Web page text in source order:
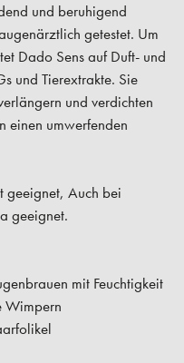
und beruhigend
getestet. Um
Dado Sens auf Duft- und
und Tierextrakte. Sie
und verdichten
einen umwerfenden
geeignet, Auch bei
geeignet.
mit Feuchtigkeit
Wimpern